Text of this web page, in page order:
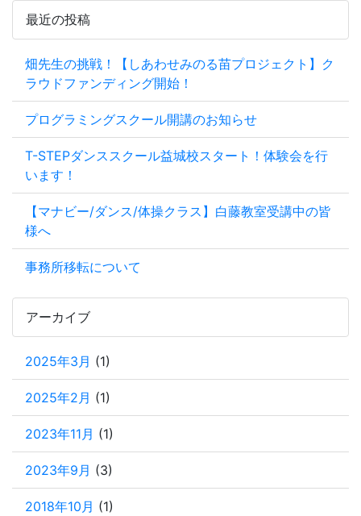
最近の投稿
畑先生の挑戦！【しあわせみのる苗プロジェクト】ク
ラウドファンディング開始！
プログラミングスクール開講のお知らせ
T-STEPダンススクール益城校スタート！体験会を行
います！
【マナビー/ダンス/体操クラス】白藤教室受講中の皆
様へ
事務所移転について
アーカイブ
2025年3月 (1)
2025年2月 (1)
2023年11月 (1)
2023年9月 (3)
2018年10月 (1)